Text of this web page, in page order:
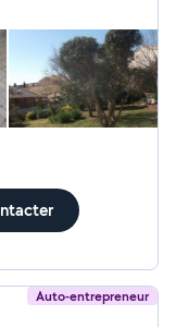
Auto-entrepreneur